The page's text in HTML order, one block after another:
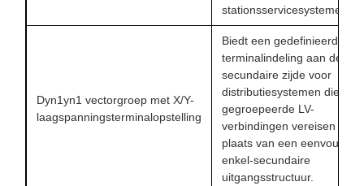
stationsservicesystemen.
Dyn1yn1 vectorgroep met X/Y-
laagspanningsterminalopstelling
Biedt een gedefinieerde
terminalindeling aan de
secundaire zijde voor
distributiesystemen die
gegroepeerde LV-
verbindingen vereisen in
plaats van een eenvoudige
enkel-secundaire
uitgangsstructuur.